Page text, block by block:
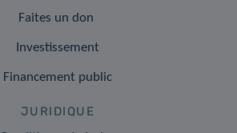
Faites un don
Investissement
Financement public
JURIDIQUE